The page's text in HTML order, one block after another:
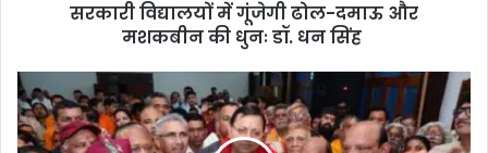
सरकारी विद्यालयों में गूंजेगी ढोल-दमाऊ और
मशकबीन की धुनः डॉ. धन सिंह